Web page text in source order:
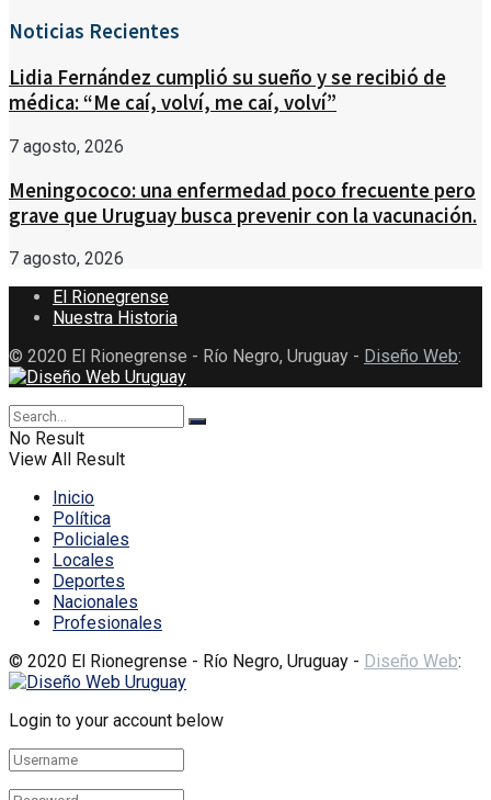
Noticias Recientes
Lidia Fernández cumplió su sueño y se recibió de
médica: “Me caí, volví, me caí, volví”
7 agosto, 2026
Meningococo: una enfermedad poco frecuente pero
grave que Uruguay busca prevenir con la vacunación.
7 agosto, 2026
El Rionegrense
Nuestra Historia
© 2020 El Rionegrense - Río Negro, Uruguay - Diseño Web:
No Result
View All Result
Inicio
Política
Policiales
Locales
Deportes
Nacionales
Profesionales
© 2020 El Rionegrense - Río Negro, Uruguay - Diseño Web:
Login to your account below